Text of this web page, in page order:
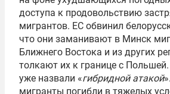
доступа к продовольствию
мигрантов. ЕС обвинил
что они заманивают в Минск
Ближнего Востока и из других
толкают их к границе с
уже назвали «гибридной атакой
мигранты погибли в тяжелых